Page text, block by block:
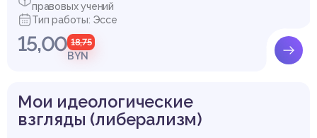
правовых учений
Тип работы: Эссе
15,00 18,75
BYN
Мои идеологические
взгляды (либерализм)